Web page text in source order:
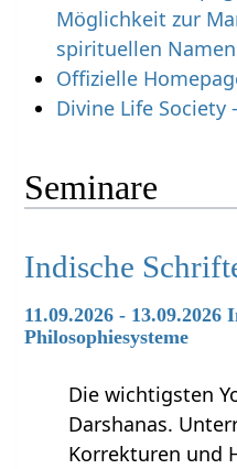
Möglichkeit zur
spirituellen
Offizielle
Divine Life Society
Seminare
Indische
11.09.2026 -
Philosophiesysteme
Die wichtigsten
Darshanas.
Korrekturen und